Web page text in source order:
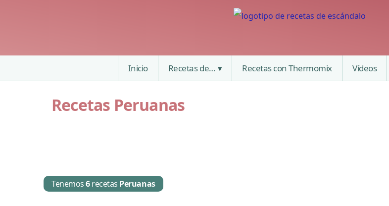
Inicio Recetas de… Recetas con Thermomix Vídeos
Recetas Peruanas
Tenemos6recetas Peruanas